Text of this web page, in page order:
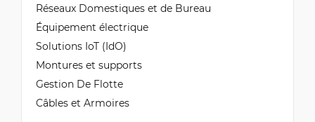
Réseaux Domestiques et de Bureau
Équipement électrique
Solutions IoT (IdO)
Montures et supports
Gestion De Flotte
Câbles et Armoires